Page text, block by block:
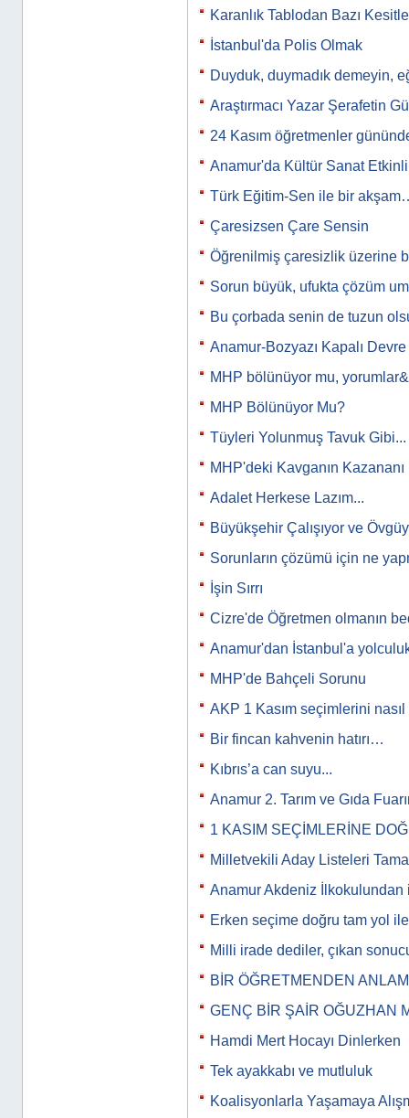
Karanlık Tablodan Bazı
İstanbul'da Polis Olmak
Duyduk, duymadık demeyin,
Araştırmacı Yazar Şerafetin
24 Kasım öğretmenler
Anamur'da Kültür Sanat
Türk Eğitim-Sen ile bir
Çaresizsen Çare Sensin
Öğrenilmiş çaresizlik üzerine
Sorun büyük, ufukta çözüm
Bu çorbada senin de tuzun
Anamur-Bozyazı Kapalı
MHP bölünüyor mu,
MHP Bölünüyor Mu?
Tüyleri Yolunmuş Tavuk Gibi...
MHP'deki Kavganın
Adalet Herkese Lazım...
Büyükşehir Çalışıyor ve
Sorunların çözümü için ne
İşin Sırrı
Cizre'de Öğretmen olmanın
Anamur'dan İstanbul'a
MHP'de Bahçeli Sorunu
AKP 1 Kasım seçimlerini nasıl
Bir fincan kahvenin hatırı…
Kıbrıs’a can suyu...
Anamur 2. Tarım ve Gıda
1 KASIM SEÇİMLERİNE
Milletvekili Aday Listeleri
Anamur Akdeniz İlkokulundan
Erken seçime doğru tam yol
Milli irade dediler, çıkan
BİR ÖĞRETMENDEN
GENÇ BİR ŞAİR OĞUZHAN
Hamdi Mert Hocayı Dinlerken
Tek ayakkabı ve mutluluk
Koalisyonlarla Yaşamaya